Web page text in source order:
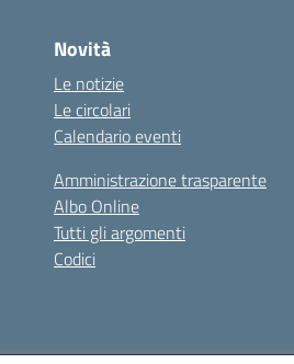
Novità
Le notizie
Le circolari
Calendario eventi
Amministrazione trasparente
Albo Online
Tutti gli argomenti
Codici